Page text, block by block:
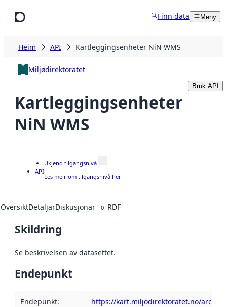
Finn data Meny
Heim API Kartleggingsenheter NiN WMS
Miljødirektoratet
Kartleggingsenheter
NiN WMS
Bruk API
API
Ukjend tilgangsnivå
Les meir om tilgangsnivå her
OversiktDetaljarDiskusjonar 0 RDF
Skildring
Se beskrivelsen av datasettet.
Endepunkt
Endepunkt: https://kart.miljodirektoratet.no/arcgis/